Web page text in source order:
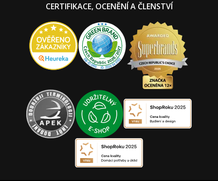
CERTIFIKACE, OCENĚNÍ A ČLENSTVÍ